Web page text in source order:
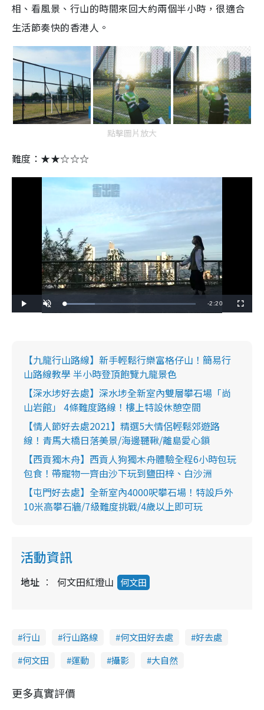
相、看風景、行山的時間來回大約兩個半小時，很適合
生活節奏快的香港人。
點擊圖片放大
難度：★★☆☆☆
l
n
L
.
1
4
%
R
a
n
n
g
T
m
-2:20
u
n
【九龍行山路線】新手輕鬆行樂富格仔山！簡易行
山路線教學 半小時登頂飽覽九龍景色
【深水埗好去處】深水埗全新室內雙層攀石場「尚
山岩館」 4條難度路線！樓上特設休憩空間
【情人節好去處2021】精選5大情侶輕鬆郊遊路
線！青馬大橋日落美景/海邊韆鞦/離島愛心鎖
【西貢獨木舟】西貢人狗獨木舟體驗全程6小時包玩
包食！帶寵物一齊由沙下玩到鹽田梓、白沙洲
【屯門好去處】全新室內4000呎攀石場！特設戶外
10米高攀石牆/7級難度挑戰/4歲以上即可玩
活動資訊
地址 何文田紅燈山 何文田
行山 行山路線 何文田好去處
好去處
何文田
運動 攝影 大自然
更多真實評價